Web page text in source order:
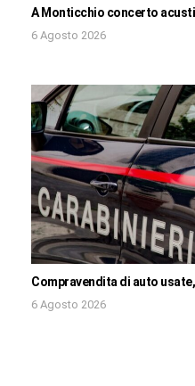
A Monticchio concerto
6 Agosto 2026
Compravendita di auto
6 Agosto 2026